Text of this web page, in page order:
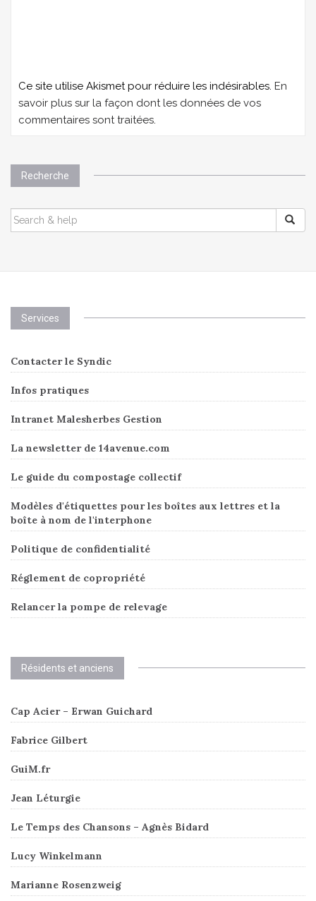
Ce site utilise Akismet pour réduire les indésirables. En
savoir plus sur la façon dont les données de vos
commentaires sont traitées.
Recherche
SEARCH
FOR:
Services
Contacter le Syndic
Infos pratiques
Intranet Malesherbes Gestion
La newsletter de 14avenue.com
Le guide du compostage collectif
Modèles d'étiquettes pour les boîtes aux lettres et la
boîte à nom de l'interphone
Politique de confidentialité
Réglement de copropriété
Relancer la pompe de relevage
Résidents et anciens
Cap Acier – Erwan Guichard
Fabrice Gilbert
GuiM.fr
Jean Léturgie
Le Temps des Chansons – Agnès Bidard
Lucy Winkelmann
Marianne Rosenzweig